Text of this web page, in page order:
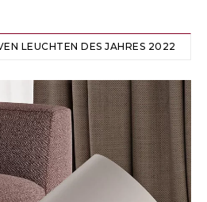
LEUCHTEN DES JAHRES 2022